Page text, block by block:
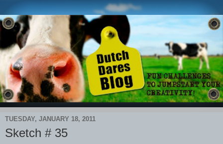
TUESDAY, JANUARY 18, 2011
Sketch # 35